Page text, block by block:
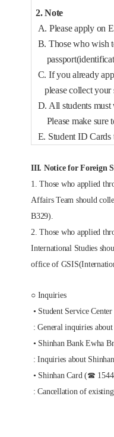
2. Note
A. Please apply on
B. Those who wish
C. If you already
please collect
D. All students must
Please make sure
E. Student ID
III. Notice for Foreign
1. Those who applied
Affairs Team should
B329).
2. Those who applied
International Studies
office of
○ Inquiries
• Student Service
: General inquiries
• Shinhan Bank Ewha
: Inquiries about
• Shinhan Card (☎
: Cancellation of